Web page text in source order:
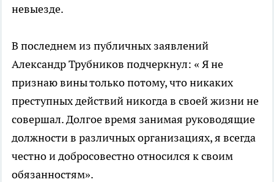
невыезде.
В последнем из публичных заявлений
Александр Трубников подчеркнул: « Я не
признаю вины только потому, что никаких
преступных действий никогда в своей жизни не
совершал. Долгое время занимая руководящие
должности в различных организациях, я всегда
честно и добросовестно относился к своим
обязанностям».